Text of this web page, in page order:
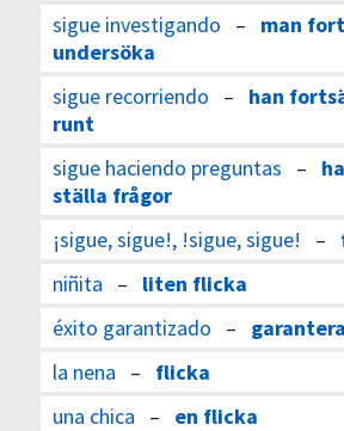
sigue investigando – man
undersöka
sigue recorriendo – han
runt
sigue haciendo preguntas –
ställa frågor
¡sigue, sigue!, !sigue, sigue! –
niñita – liten flicka
éxito garantizado –
la nena – flicka
una chica – en flicka